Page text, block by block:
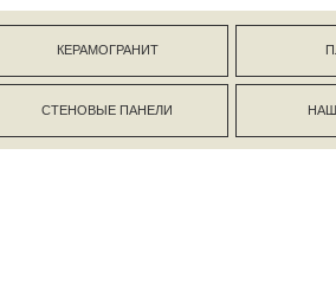
НАШИ РАБОТЫ
ПЛИНТУС